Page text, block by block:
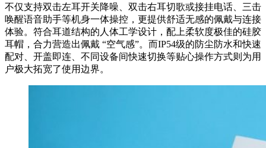
不仅支持双击左耳开关降噪、双击右耳切歌或接挂电话、三击
唤醒语音助手等机身一体操控，更提供舒适无感的佩戴与连接
体验。符合耳道结构的人体工学设计，配上柔软度极佳的硅胶
耳帽，合力营造出佩戴 “空气感”。而IP54级的防尘防水和快速
配对、开盖即连、不同设备间快速切换等贴心操作方式则为用
户极大拓宽了使用边界。